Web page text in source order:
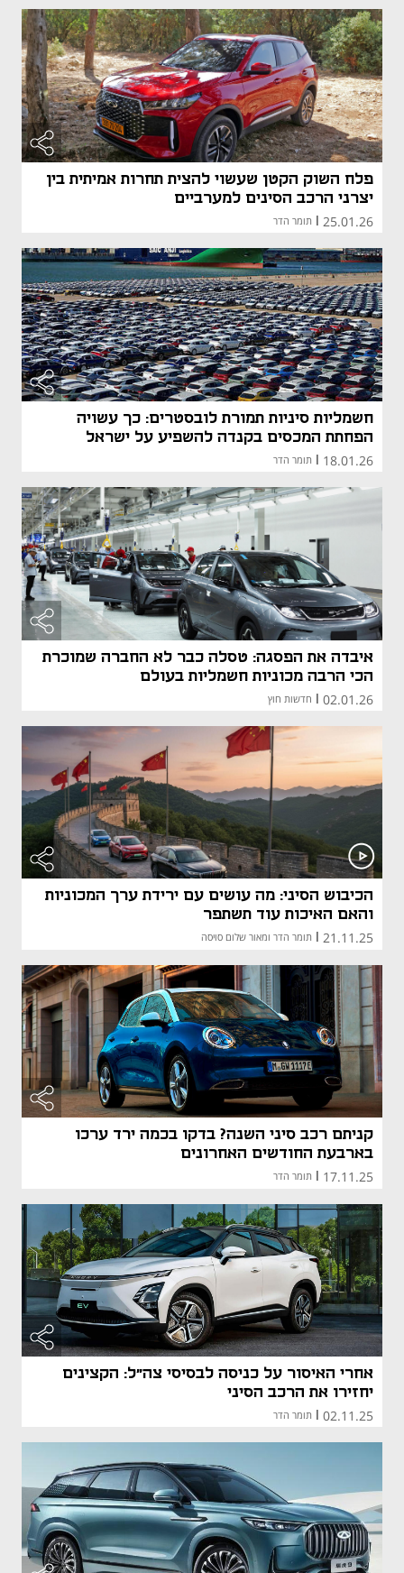
פלח השוק הקטן שעשוי להצית תחרות אמיתית בין
יצרני הרכב הסינים למערביים
25.01.26 תומר הדר
חשמליות סיניות תמורת לובסטרים: כך עשויה
הפחתת המכסים בקנדה להשפיע על ישראל
18.01.26
| תומר הדר
איבדה את הפסגה: טסלה כבר לא החברה שמוכרת
הכי הרבה מכוניות חשמליות בעולם
02.01.26
| חדשות חוץ
הכיבוש הסיני: מה עושים עם ירידת ערך המכוניות
והאם האיכות עוד תשתפר
21.11.25 תומר הדר ומאור שלום סויסה
קניתם רכב סיני השנה? בדקו בכמה ירד ערכו
בארבעת החודשים האחרונים
17.11.25 תומר הדר
אחרי האיסור על כניסה לבסיסי צה"ל: הקצינים
יחזירו את הרכב הסיני
02.11.25 תומר הדר